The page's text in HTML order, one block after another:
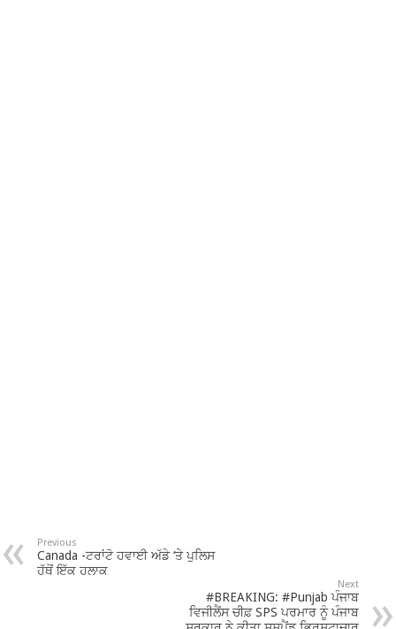
Previous
Canada -ਟਰਾਂਟੋ ਹਵਾਈ ਅੱਡੇ ‘ਤੇ ਪੁਲਿਸ
ਹੱਥੋਂ ਇੱਕ ਹਲਾਕ
Next
#BREAKING: #Punjab ਪੰਜਾਬ
ਵਿਜੀਲੈਂਸ ਚੀਫ਼ SPS ਪਰਮਾਰ ਨੂੰ ਪੰਜਾਬ